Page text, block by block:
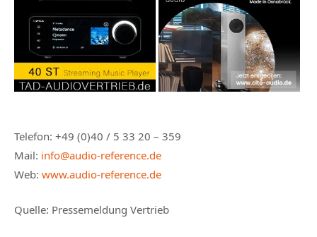
Telefon: +49 (0)40 / 5 33 20 – 359
Mail: info@audio-reference.de
Web: www.audio-reference.de
Quelle: Pressemeldung Vertrieb